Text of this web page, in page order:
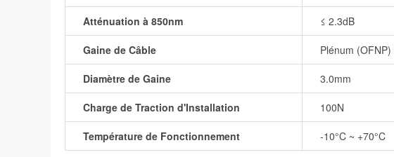
Atténuation à 850nm ≤ 2.3dB
Gaine de Câble Plénum (OFNP)
Diamètre de Gaine 3.0mm
Charge de Traction d'Installation 100N
Température de Fonctionnement -10°C ~ +70°C